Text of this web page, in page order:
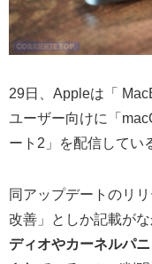
29日、Appleは「
ユーザー向けに「
ート2」を配信してい
同アップデートのリ
改善」としか記載がな
ディオやカーネルパ